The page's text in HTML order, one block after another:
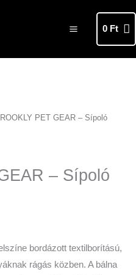
MAIN
MENU
0 Ft
PET GEAR – Sípoló
– Sípoló
bordázott textilborítású,
rágás közben. A bálna